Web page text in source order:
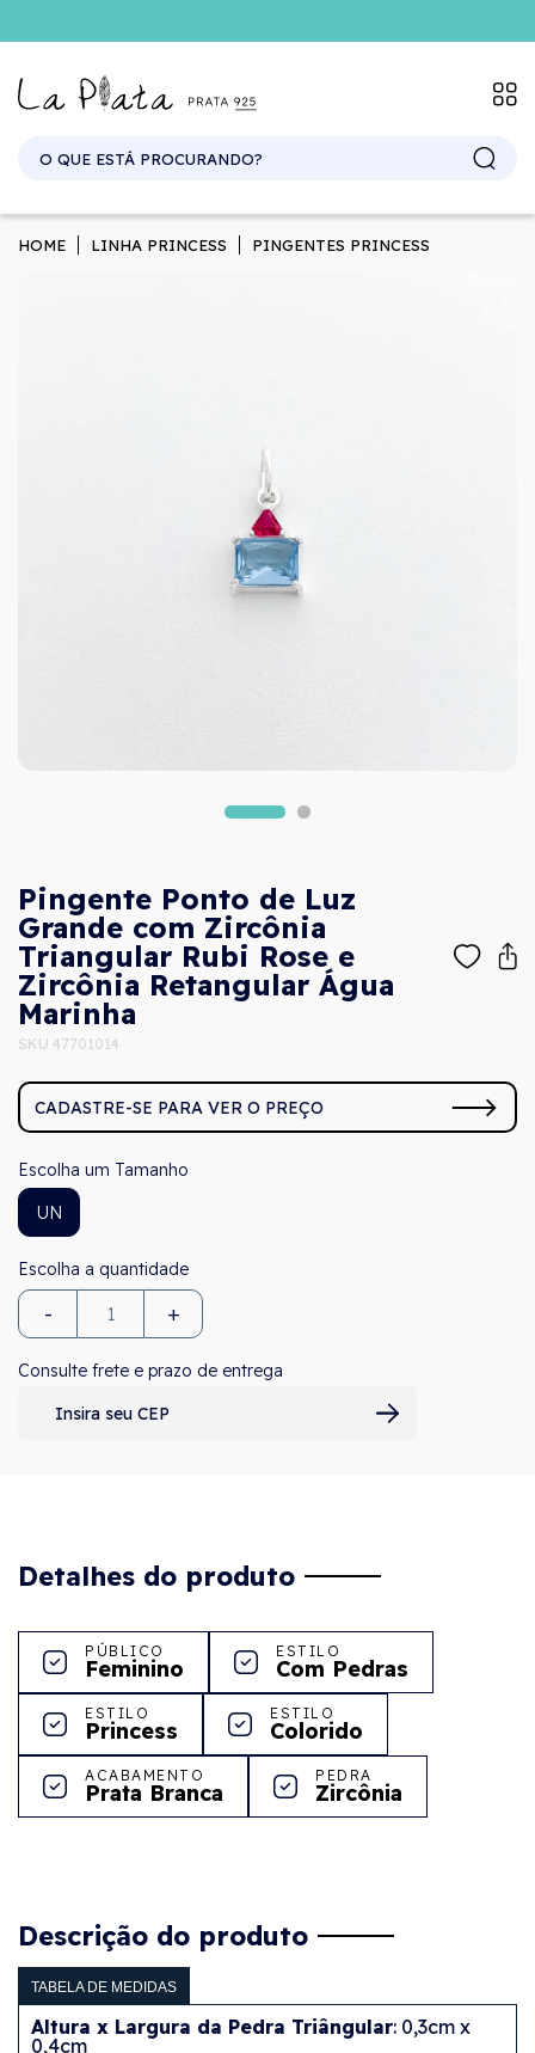
HOME LINHA PRINCESS PINGENTES PRINCESS
Pingente Ponto de Luz
Grande com Zircônia
Triangular Rubi Rose e
Zircônia Retangular Água
Marinha
SKU 47701014
CADASTRE-SE PARA VER O PREÇO
Tamanho
UN
- +
Consulte frete e prazo de entrega
Detalhes do produto
PÚBLICO
Feminino
ESTILO
Com Pedras
ESTILO
Princess
ESTILO
Colorido
ACABAMENTO
Prata Branca
PEDRA
Zircônia
Descrição do produto
TABELA DE MEDIDAS
Altura x Largura da Pedra Triângular: 0,3cm x
0,4cm